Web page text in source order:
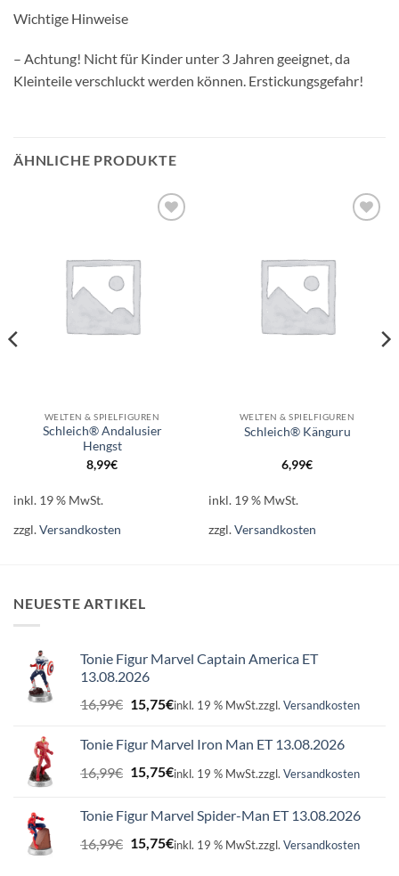
Wichtige Hinweise
– Achtung! Nicht für Kinder unter 3 Jahren geeignet, da
Kleinteile verschluckt werden können. Erstickungsgefahr!
ÄHNLICHE PRODUKTE
WELTEN & SPIELFIGUREN
Schleich® Andalusier
Hengst
8,99€
inkl. 19 % MwSt.
zzgl.Versandkosten
WELTEN & SPIELFIGUREN
Schleich® Känguru
6,99€
inkl. 19 % MwSt.
zzgl.Versandkosten
NEUESTE ARTIKEL
Tonie Figur Marvel Captain America ET
13.08.2026
16,99€ Ursprünglicher
Preis
16,99€
15,75€Aktueller
15,75€.
inkl. 19 % MwSt.zzgl. Versandkosten
Tonie Figur Marvel Iron Man ET 13.08.2026
16,99€ Ursprünglicher
16,99€
15,75€Aktueller
15,75€.
inkl. 19 % MwSt.zzgl. Versandkosten
Tonie Figur Marvel Spider-Man ET 13.08.2026
16,99€ Ursprünglicher
15,75€Aktueller
inkl. 19 % MwSt.zzgl. Versandkosten